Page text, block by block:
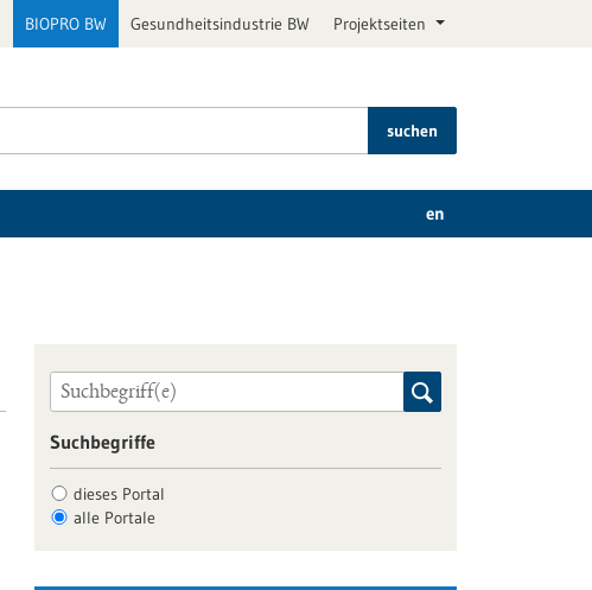
BIOPRO BW Gesundheitsindustrie BW Projektseiten
suchen
en
Suchbegriffe
dieses Portal
alle Portale